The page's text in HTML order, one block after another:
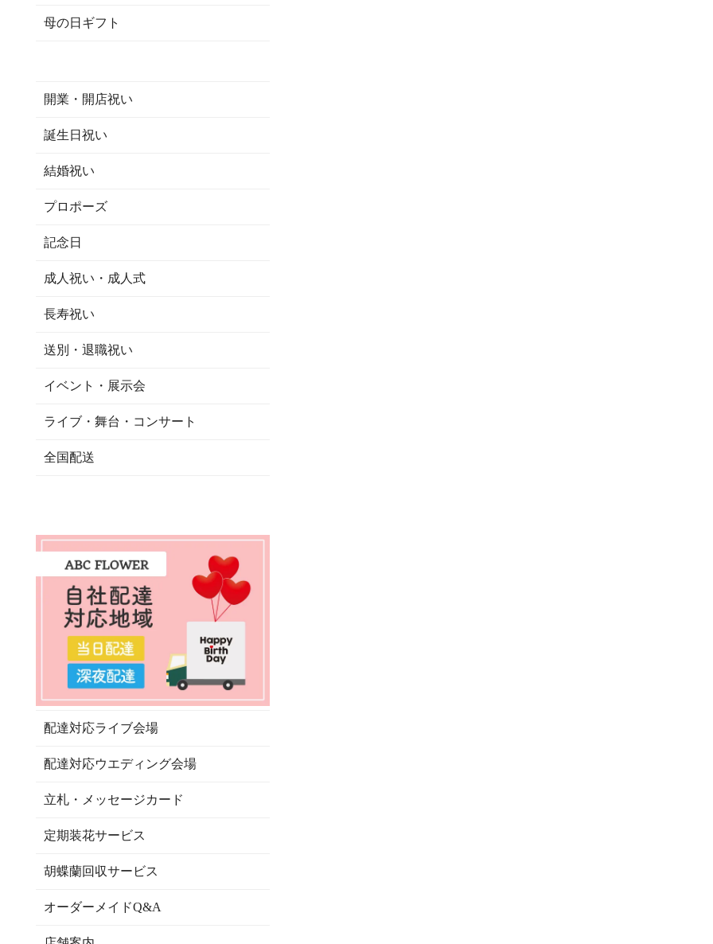
母の日ギフト
開業・開店祝い
誕生日祝い
結婚祝い
プロポーズ
記念日
成人祝い・成人式
長寿祝い
送別・退職祝い
イベント・展示会
ライブ・舞台・コンサート
全国配送
配達対応ライブ会場
配達対応ウエディング会場
立札・メッセージカード
定期装花サービス
胡蝶蘭回収サービス
オーダーメイドQ&A